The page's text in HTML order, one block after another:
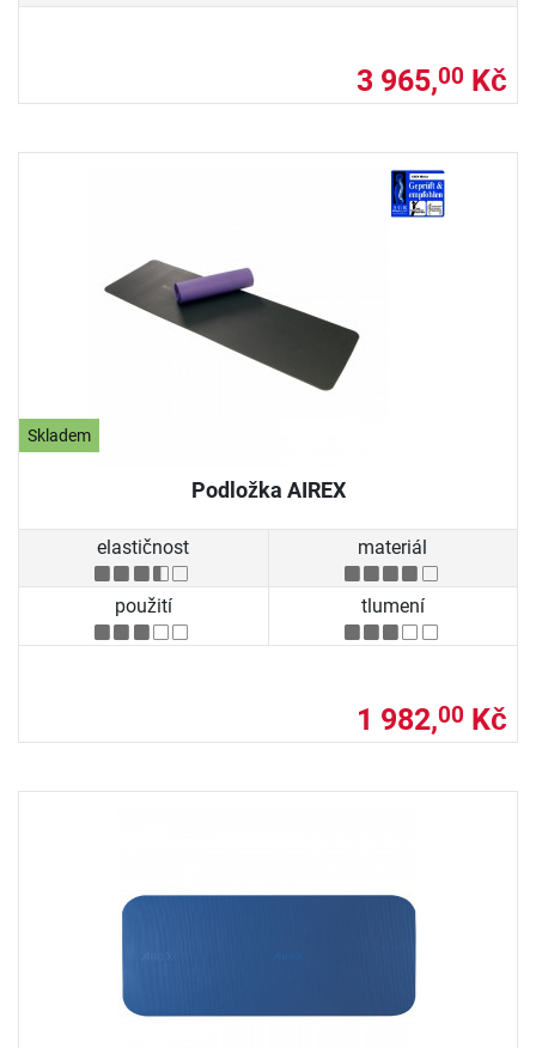
3 965,00 Kč
Skladem
Podložka AIREX
elastičnost materiál
použití tlumení
1 982,00 Kč